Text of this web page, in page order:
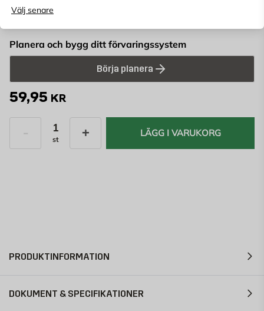
Välj senareAnge
Planera och bygg ditt förvaringssystem
Börja planera
59,95 KR
st
LÄGG I VARUKORG
PRODUKTINFORMATION
DOKUMENT & SPECIFIKATIONER